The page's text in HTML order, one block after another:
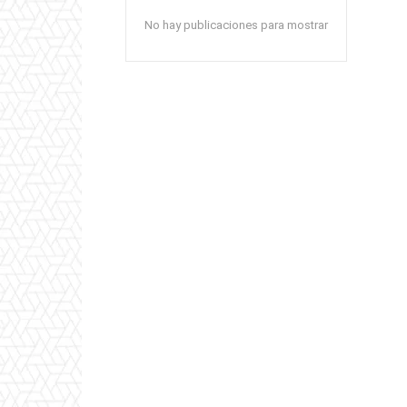
No hay publicaciones para mostrar